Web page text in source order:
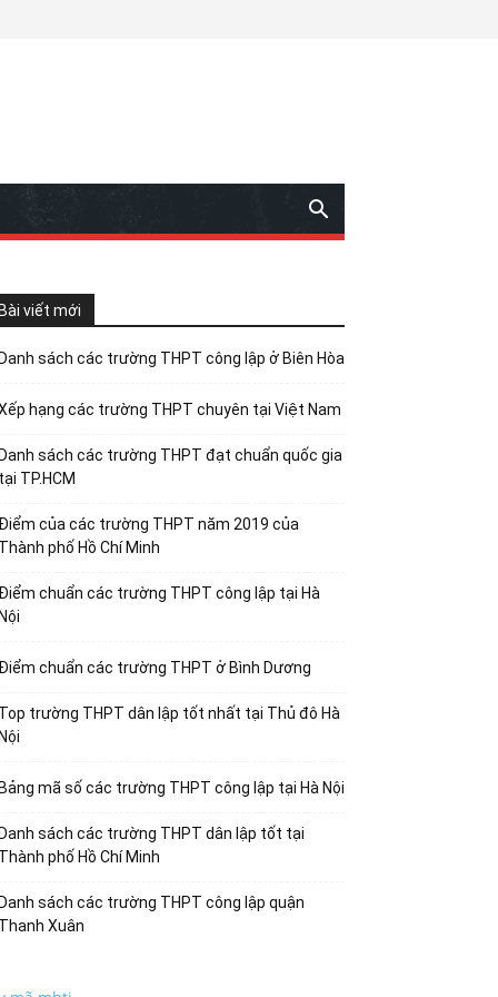
Bài viết mới
Danh sách các trường THPT công lập ở Biên Hòa
hạng các trường THPT chuyên tại Việt Nam
Danh sách các trường THPT đạt chuẩn quốc gia
tại TP.HCM
Điểm của các trường THPT năm 2019 của
Thành phố Hồ Chí Minh
Điểm chuẩn các trường THPT công lập tại Hà
Nội
Điểm chuẩn các trường THPT ở Bình Dương
Top trường THPT dân lập tốt nhất tại Thủ đô Hà
Nội
Bảng mã số các trường THPT công lập tại Hà Nội
Danh sách các trường THPT dân lập tốt tại
Thành phố Hồ Chí Minh
Danh sách các trường THPT công lập quận
Thanh Xuân